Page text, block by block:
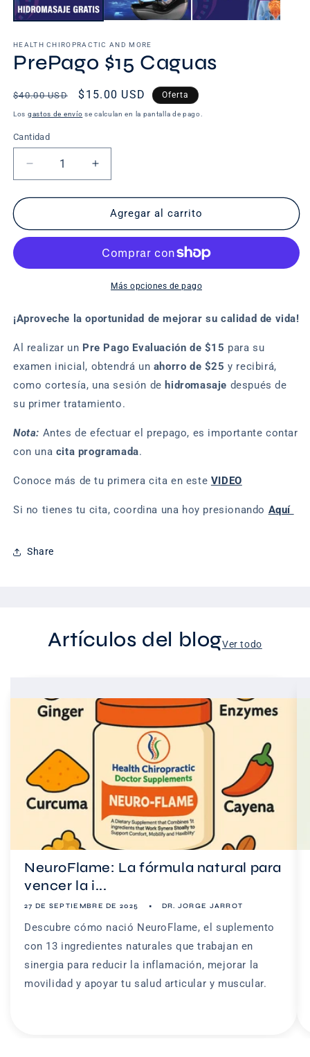
HEALTH CHIROPRACTIC AND MORE
PrePago $15 Caguas
Precio
habitual
$40.00 USD
Precio
de
$15.00 USD Oferta
Los gastos de envío se calculan en la pantalla de pago.
Cantidad
Cantidad
Reducir
cantidad
para
$15
Aumentar
cantidad
para
PrePago
$15
Agregar al carrito
Más opciones de pago
¡Aproveche la oportunidad de mejorar su calidad de vida!
Al realizar un Pre Pago Evaluación de $15 para su
examen inicial, obtendrá un ahorro de $25y recibirá,
como cortesía, una sesión de hidromasaje después de
su primer tratamiento.
Nota: Antes de efectuar el prepago, es importante contar
con una cita programada.
Conoce más de tu primera cita en este VIDEO
Si no tienes tu cita, coordina una hoy presionando Aquí
Share
Artículos del blogVer todo
NeuroFlame: La fórmula natural para
vencer la i...
27 DE SEPTIEMBRE DE 2025 DR. JORGE JARROT
Descubre cómo nació NeuroFlame, el suplemento
con 13 ingredientes naturales que trabajan en
sinergia para reducir la inflamación, mejorar la
movilidad y apoyar tu salud articular y muscular.